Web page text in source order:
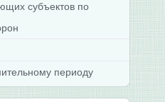
субъектов по
периоду